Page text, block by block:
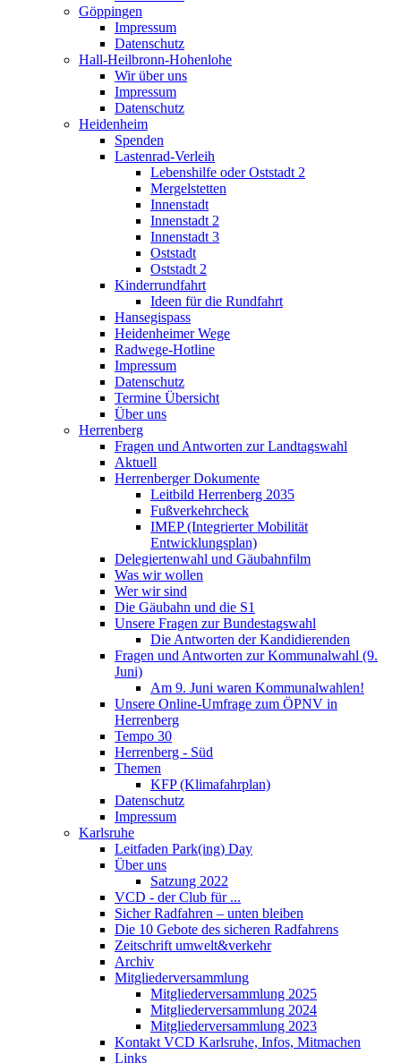
Göppingen
Impressum
Datenschutz
Hall-Heilbronn-Hohenlohe
Wir über uns
Impressum
Datenschutz
Heidenheim
Spenden
Lastenrad-Verleih
Lebenshilfe oder Oststadt 2
Mergelstetten
Innenstadt
Innenstadt 2
Innenstadt 3
Oststadt
Oststadt 2
Kinderrundfahrt
Ideen für die Rundfahrt
Hansegispass
Heidenheimer Wege
Radwege-Hotline
Impressum
Datenschutz
Termine Übersicht
Über uns
Herrenberg
Fragen und Antworten zur Landtagswahl
Aktuell
Herrenberger Dokumente
Leitbild Herrenberg 2035
Fußverkehrcheck
IMEP (Integrierter Mobilität
Entwicklungsplan)
Delegiertenwahl und Gäubahnfilm
Was wir wollen
Wer wir sind
Die Gäubahn und die S1
Unsere Fragen zur Bundestagswahl
Die Antworten der Kandidierenden
Fragen und Antworten zur Kommunalwahl (9.
Juni)
Am 9. Juni waren Kommunalwahlen!
Unsere Online-Umfrage zum ÖPNV in
Herrenberg
Tempo 30
Herrenberg - Süd
Themen
KFP (Klimafahrplan)
Datenschutz
Impressum
Karlsruhe
Leitfaden Park(ing) Day
Über uns
Satzung 2022
VCD - der Club für ...
Sicher Radfahren – unten bleiben
Die 10 Gebote des sicheren Radfahrens
Zeitschrift umwelt&verkehr
Archiv
Mitgliederversammlung
Mitgliederversammlung 2025
Mitgliederversammlung 2024
Mitgliederversammlung 2023
Kontakt VCD Karlsruhe, Infos, Mitmachen
Links